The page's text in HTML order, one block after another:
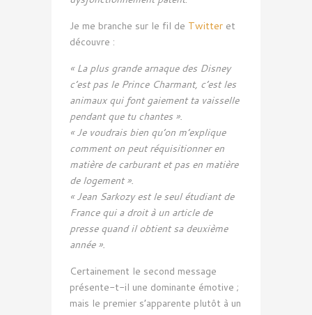
Je me branche sur le fil de Twitter et
découvre :
« La plus grande arnaque des Disney
c’est pas le Prince Charmant, c’est les
animaux qui font gaiement ta vaisselle
pendant que tu chantes ».
« Je voudrais bien qu’on m’explique
comment on peut réquisitionner en
matière de carburant et pas en matière
de logement ».
« Jean Sarkozy est le seul étudiant de
France qui a droit à un article de
presse quand il obtient sa deuxième
année ».
Certainement le second message
présente-t-il une dominante émotive ;
mais le premier s’apparente plutôt à un